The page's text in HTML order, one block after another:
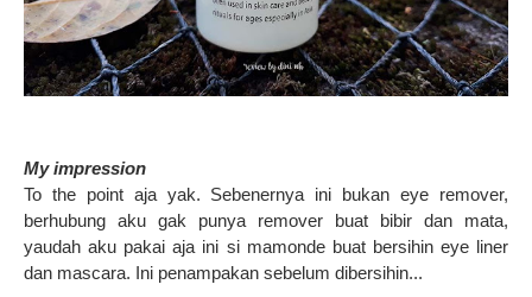
My impression
To the point aja yak. Sebenernya ini bukan eye remover,
berhubung aku gak punya remover buat bibir dan mata,
yaudah aku pakai aja ini si mamonde buat bersihin eye liner
dan mascara. Ini penampakan sebelum dibersihin...